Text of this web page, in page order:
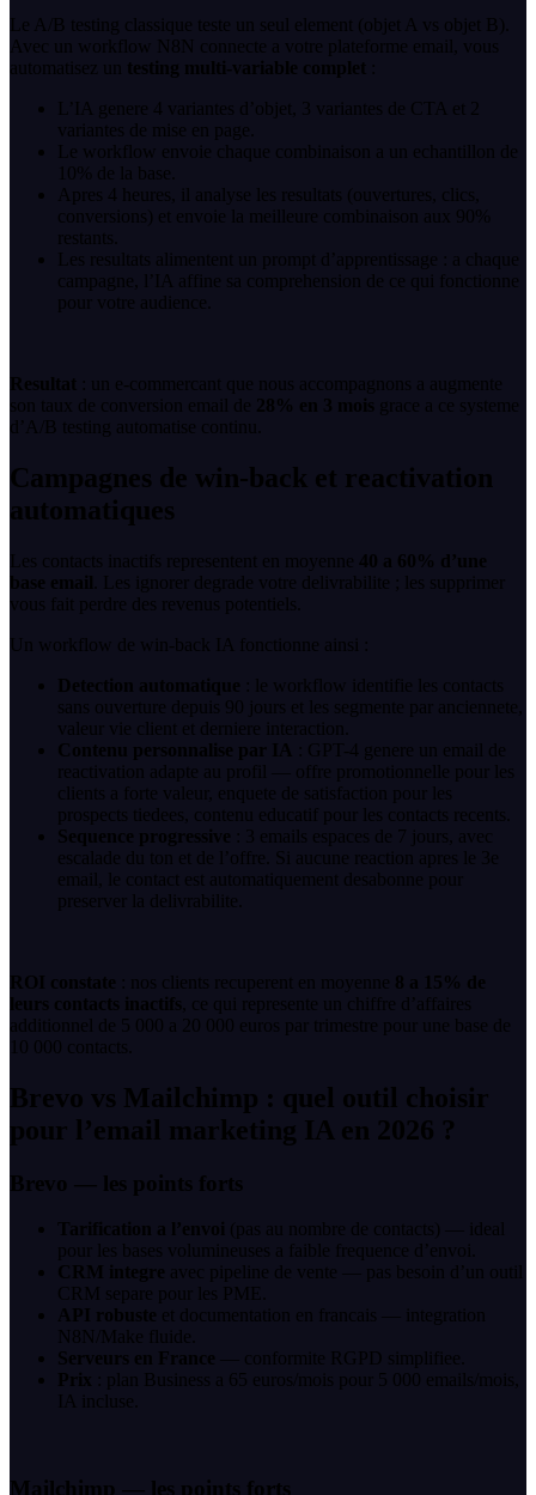
Le A/B testing classique teste un seul element (objet A vs objet B).
Avec un workflow N8N connecte a votre plateforme email, vous
automatisez un testing multi-variable complet
L’IA genere 4 variantes d’objet, 3 variantes de CTA et 2
variantes de mise en page.
Le workflow envoie chaque combinaison a un echantillon de
10% de la base.
Apres 4 heures, il analyse les resultats (ouvertures, clics,
conversions) et envoie la meilleure combinaison aux 90%
restants.
Les resultats alimentent un prompt d’apprentissage : a chaque
campagne, l’IA affine sa comprehension de ce qui fonctionne
pour votre audience.
Resultat : un e-commercant que nous accompagnons a augmente
son taux de conversion email de 28% en 3 mois grace a ce systeme
d’A/B testing automatise continu.
Campagnes de win-back et reactivation
automatiques
Les contacts inactifs representent en moyenne 40 a 60% d’une
base email . Les ignorer degrade votre delivrabilite ; les supprimer
vous fait perdre des revenus potentiels.
Un workflow de win-back IA fonctionne ainsi :
Detection automatique : le workflow identifie les contacts
sans ouverture depuis 90 jours et les segmente par anciennete,
valeur vie client et derniere interaction.
Contenu personnalise par IA
: GPT-4 genere un email de
reactivation adapte au profil — offre promotionnelle pour les
clients a forte valeur, enquete de satisfaction pour les
prospects tiedees, contenu educatif pour les contacts recents.
Sequence progressive : 3 emails espaces de 7 jours, avec
escalade du ton et de l’offre. Si aucune reaction apres le 3e
email, le contact est automatiquement desabonne pour
preserver la delivrabilite.
ROI constate : nos clients recuperent en moyenne 8 a 15% de
leurs contacts inactifs , ce qui represente un chiffre d’affaires
additionnel de 5 000 a 20 000 euros par trimestre pour une base de
10 000 contacts.
Brevo vs Mailchimp : quel outil choisir
pour l’email marketing IA en 2026 ?
Brevo — les points forts
Tarification a l’envoi (pas au nombre de contacts) — ideal
pour les bases volumineuses a faible frequence d’envoi.
CRM integre avec pipeline de vente — pas besoin d’un outil
CRM separe pour les PME.
API robuste et documentation en francais — integration
N8N/Make fluide.
Serveurs en France — conformite RGPD simplifiee.
Prix : plan Business a 65 euros/mois pour 5 000 emails/mois,
IA incluse.
Mailchimp — les points forts